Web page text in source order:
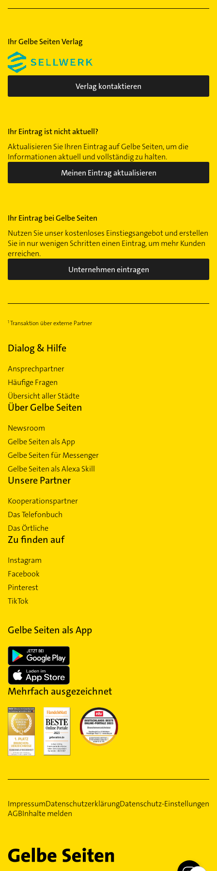
Ihr Gelbe Seiten Verlag
Verlag kontaktieren
Ihr Eintrag ist nicht aktuell?
Aktualisieren Sie Ihren Eintrag auf Gelbe Seiten, um die
Informationen aktuell und vollständig zu halten.
Meinen Eintrag aktualisieren
Ihr Eintrag bei Gelbe Seiten
Nutzen Sie unser kostenloses Einstiegsangebot und erstellen
Sie in nur wenigen Schritten einen Eintrag, um mehr Kunden
erreichen.
Unternehmen eintragen
Transaktion über externe Partner
Dialog & Hilfe
Ansprechpartner
Häufige Fragen
Übersicht aller Städte
Über Gelbe Seiten
Newsroom
Gelbe Seiten als App
Gelbe Seiten für Messenger
Gelbe Seiten als Alexa Skill
Unsere Partner
Kooperationspartner
Das Telefonbuch
Das Örtliche
Zu finden auf
Instagram
Facebook
Pinterest
TikTok
Gelbe Seiten als App
Mehrfach ausgezeichnet
ImpressumDatenschutzerklärungDatenschutz-Einstellungen
AGBInhalte melden